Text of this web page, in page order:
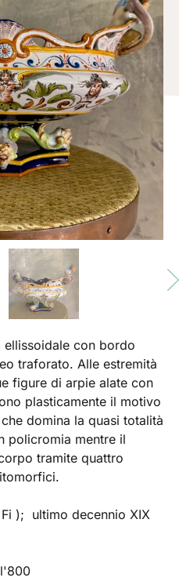
con bordo
traforato. Alle estremità
figure di arpie alate con
plasticamente il motivo
domina la quasi totalità
policromia mentre il
tramite quattro
); ultimo decennio XIX